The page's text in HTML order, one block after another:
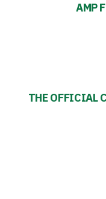
AMP
THE OFFICIAL